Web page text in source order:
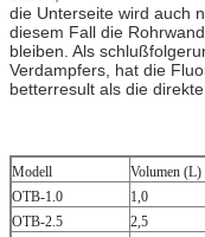
die Unterseite wird auch
diesem Fall die
bleiben. Als
Verdampfers, hat die
betterresult als die direkte
Modell Volumen (L)
OTB-1.0
1,0
OTB-2.5
2,5